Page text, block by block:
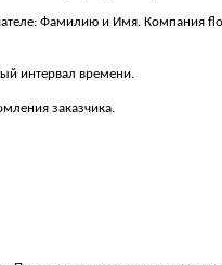
Фамилию и Имя. Компания
интервал времени.
заказчика.